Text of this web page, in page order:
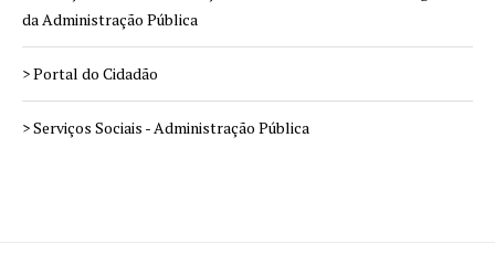
da Administração Pública
> Portal do Cidadão
> Serviços Sociais - Administração Pública